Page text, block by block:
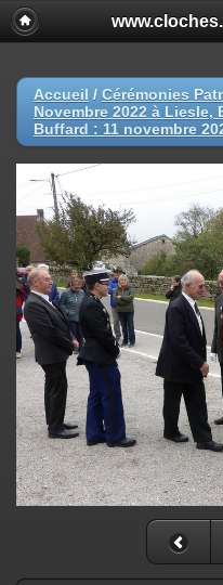
Accueil / Cérémonies
Novembre 2022 à Liesle,
Buffard : 11 novembre